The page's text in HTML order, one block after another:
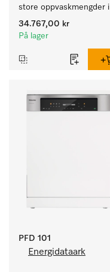
store oppvaskmengder i
husholdninger, kantiner,
kafeer og grovkjøkken.
34.767,00 kr
På lager
PFD 101
Energidataark